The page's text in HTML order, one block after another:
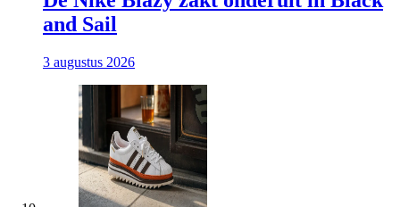
and Sail
3 augustus 2026